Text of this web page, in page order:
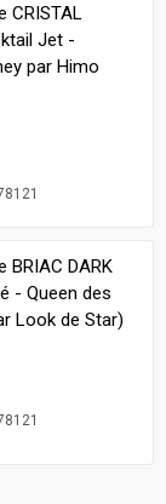
CRISTAL
Jet -
par Himo
BRIAC DARK
- Queen des
Look de Star)